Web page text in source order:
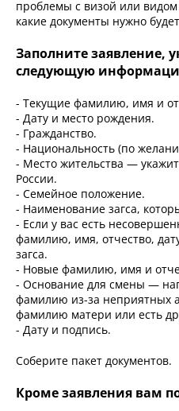
проблемы с визой или
какие документы нужно
Заполните заявление,
следующую
- Текущие фамилию, имя и
- Дату и место рождения.
- Гражданство.
- Национальность (по
- Место жительства —
России.
- Семейное положение.
- Наименование загса,
- Если у вас есть
фамилию, имя, отчество,
загса.
- Новые фамилию, имя и
- Основание для смены —
фамилию из-за неприятных
фамилию матери или есть
- Дату и подпись.
Соберите пакет документов.
Кроме заявления вам